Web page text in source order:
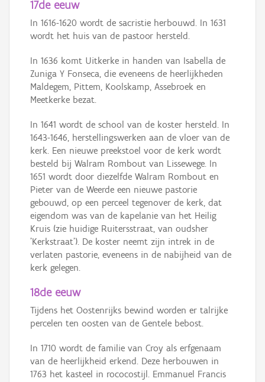
17de eeuw
In 1616-1620 wordt de sacristie herbouwd. In 1631
wordt het huis van de pastoor hersteld.
In 1636 komt Uitkerke in handen van Isabella de
Zuniga Y Fonseca, die eveneens de heerlijkheden
Maldegem, Pittem, Koolskamp, Assebroek en
Meetkerke bezat.
In 1641 wordt de school van de koster hersteld. In
1643-1646, herstellingswerken aan de vloer van de
kerk. Een nieuwe preekstoel voor de kerk wordt
besteld bij Walram Rombout van Lissewege. In
1651 wordt door diezelfde Walram Rombout en
Pieter van de Weerde een nieuwe pastorie
gebouwd, op een perceel tegenover de kerk, dat
eigendom was van de kapelanie van het Heilig
Kruis (zie huidige Ruitersstraat, van oudsher
'Kerkstraat'). De koster neemt zijn intrek in de
verlaten pastorie, eveneens in de nabijheid van de
kerk gelegen.
18de eeuw
Tijdens het Oostenrijks bewind worden er talrijke
percelen ten oosten van de Gentele bebost.
In 1710 wordt de familie van Croy als erfgenaam
van de heerlijkheid erkend. Deze herbouwen in
1763 het kasteel in rococostijl. Emmanuel Francis